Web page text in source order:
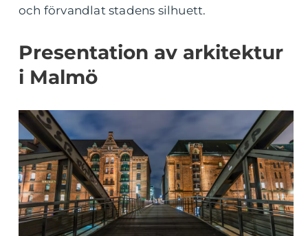
och förvandlat stadens silhuett.
Presentation av arkitektur
i Malmö